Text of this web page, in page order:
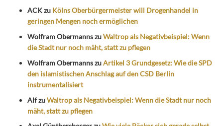
ACKzu Kölns Oberbürgermeister will Drogenhandel in
geringen Mengen noch ermöglichen
Wolfram ObermannszuWaltrop als Negativbeispiel: Wenn
die Stadt nur noch mäht, statt zu pflegen
Wolfram ObermannszuArtikel 3 Grundgesetz: Wie die SPD
den islamistischen Anschlag auf den CSD Berlin
instrumentalisiert
AlfzuWaltrop als Negativbeispiel: Wenn die Stadt nur noch
mäht, statt zu pflegen